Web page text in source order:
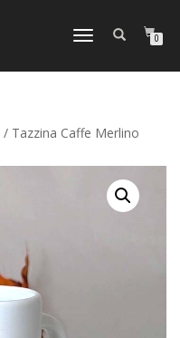
NAVIGAZIONE
0
/ Tazzina Caffe Merlino